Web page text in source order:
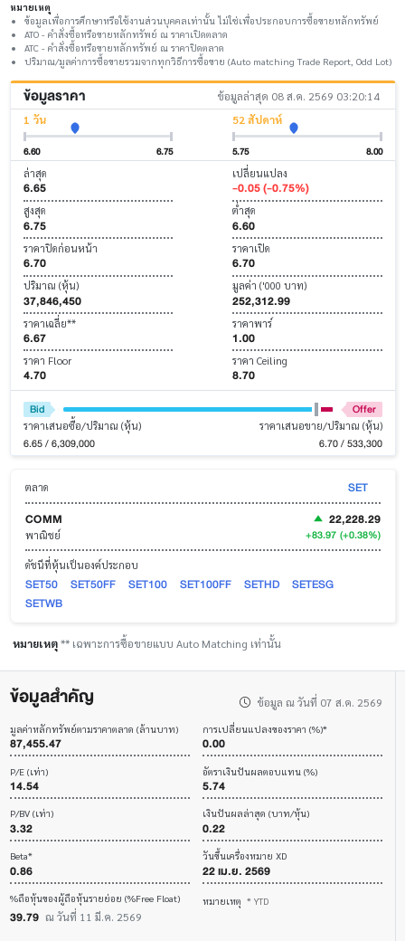
หมายเหตุ
ข้อมูลเพื่อการศึกษาหรือใช้งานส่วนบุคคลเท่านั้น ไม่ใช่เพื่อประกอบการซื้อขายหลักทรัพย์
ATO - คำสั่งซื้อหรือขายหลักทรัพย์ ณ ราคาเปิดตลาด
ATC - คำสั่งซื้อหรือขายหลักทรัพย์ ณ ราคาปิดตลาด
ปริมาณ/มูลค่าการซื้อขายรวมจากทุกวิธีการซื้อขาย (Auto matching Trade Report, Odd Lot)
ข้อมูลราคา
ข้อมูลล่าสุด 08 ส.ค. 2569 03:20:14
1 วัน
6.60 6.75
52 สัปดาห์
5.75 8.00
ล่าสุด
6.65
เปลี่ยนแปลง
-0.05 (-0.75%)
สูงสุด
6.75
ต่ำสุด
6.60
ราคาปิดก่อนหน้า
6.70
ราคาเปิด
6.70
ปริมาณ (หุ้น)
37,846,450
มูลค่า ('000 บาท)
252,312.99
ราคาเฉลี่ย**
6.67
ราคาพาร์
1.00
ราคา Floor
4.70
ราคา Ceiling
8.70
Bid Offer
ราคาเสนอซื้อ/ปริมาณ (หุ้น)
6.65 / 6,309,000
ราคาเสนอขาย/ปริมาณ (หุ้น)
6.70 / 533,300
ตลาด
SET
COMM
พาณิชย์
22,228.29
+83.97 (+0.38%)
ดัชนีที่หุ้นเป็นองค์ประกอบ
SET50 SET50FF SET100 SET100FF SETHD
SETESG
SETWB
หมายเหตุ** เฉพาะการซื้อขายแบบ Auto Matching เท่านั้น
ข้อมูลสำคัญ ข้อมูล ณ วันที่ 07 ส.ค. 2569
มูลค่าหลักทรัพย์ตามราคาตลาด (ล้านบาท)
87,455.47
การเปลี่ยนแปลงของราคา (%)*
0.00
P/E (เท่า)
14.54
อัตราเงินปันผลตอบแทน (%)
5.74
P/BV (เท่า)
3.32
เงินปันผลล่าสุด (บาท/หุ้น)
0.22
Beta*
0.86
วันขึ้นเครื่องหมาย XD
22 เม.ย. 2569
%ถือหุ้นของผู้ถือหุ้นรายย่อย (%Free Float)
39.79 ณ วันที่ 11 มี.ค. 2569
หมายเหตุ * YTD